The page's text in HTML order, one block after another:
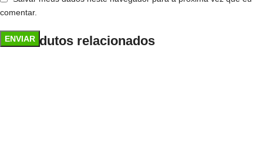
comentar.
Produtos relacionados